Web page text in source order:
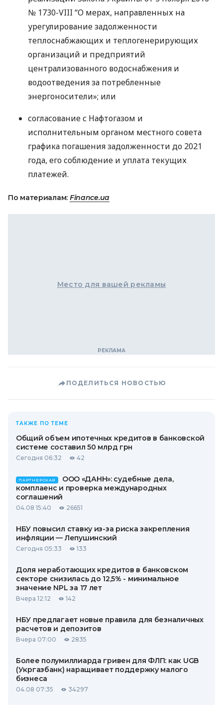
№ 1730-VIII “О мерах, направленных на
урегулирование задолженности
теплоснабжающих и теплогенерирующих
организаций и предприятий
централизованного водоснабжения и
водоотведения за потребленные
энергоносители»; или
согласование с Нафтогазом и
исполнительным органом местного совета
графика погашения задолженности до 2021
года, его соблюдение и уплата текущих
платежей.
По материалам: Finance.ua
Место для вашей рекламы
ПОДЕЛИТЬСЯ НОВОСТЬЮ
ТАКЖЕ ПО ТЕМЕ
Общий объем ипотечных кредитов в банковской
системе составил 50 млрд грн
Сегодня 06:32 42
ПАРТНЕРСКАЯ
ООО «ДАНН»: судебные дела,
комплаенс и проверка международных
соглашений
04.08 15:40 26651
НБУ повысил ставку из-за риска закрепления
инфляции — Лепушинский
Сегодня 05:33 133
Доля неработающих кредитов в банковском
секторе снизилась до 12,5% - минимальное
значение NPL за 17 лет
Вчера 12:12 142
НБУ предлагает новые правила для безналичных
расчетов и депозитов
Вчера 07:00 2835
Более полумиллиарда гривен для ФЛП: как UGB
(Укргазбанк) наращивает поддержку малого
бизнеса
04.08 07:35 34297